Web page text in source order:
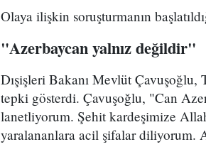
Olaya ilişkin soruşturmanın
"Azerbaycan yalnız değildir"
Dışişleri Bakanı Mevlüt
tepki gösterdi. Çavuşoğlu, "Can
lanetliyorum. Şehit kardeşimize
yaralananlara acil şifalar diliyorum.